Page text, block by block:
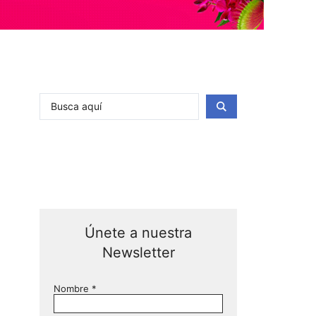
Únete a nuestra
Newsletter
Nombre *